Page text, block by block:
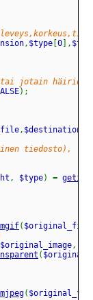
, $type [0] ,
jotain häiriöö
) ;
,
tiedosto),
, $type) =
( $original_file
$original_image,
(
(